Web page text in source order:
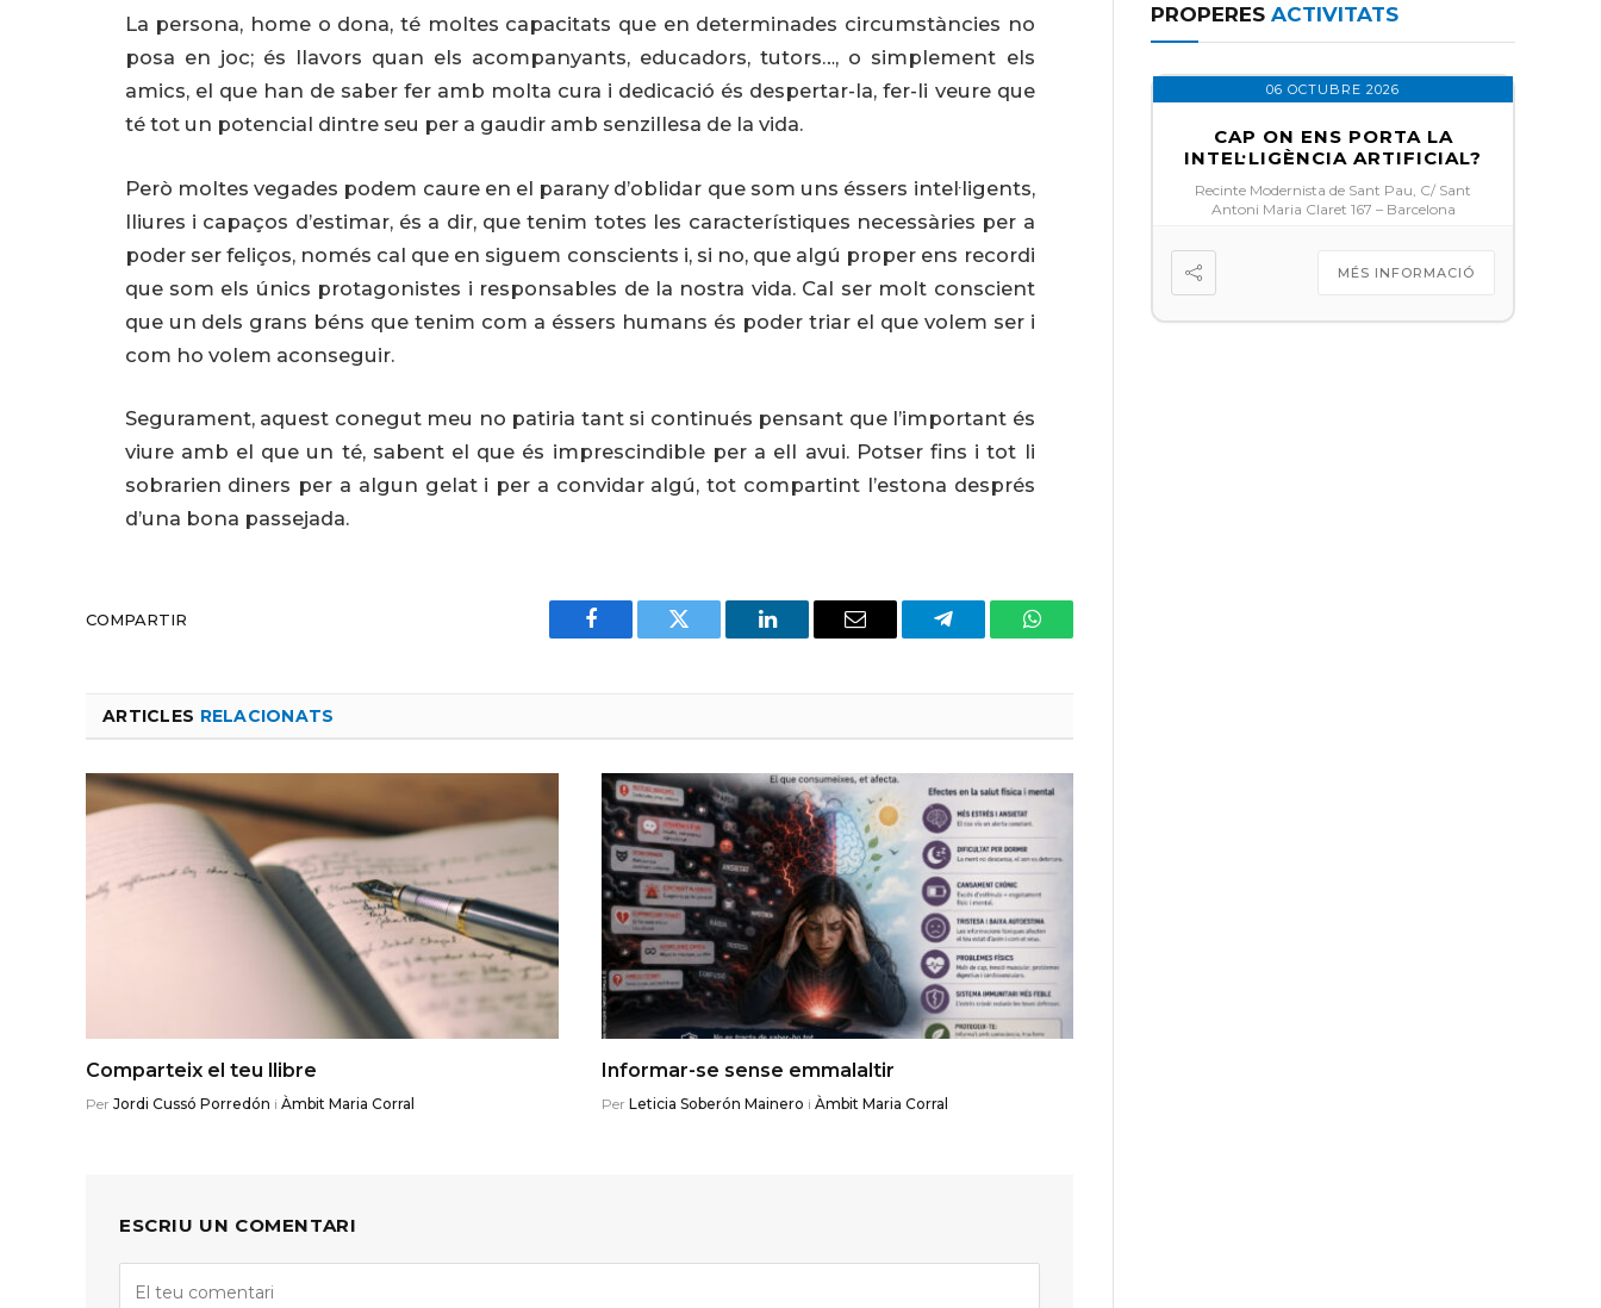
La persona, home o dona, té moltes capacitats que en determinades circumstàncies no
posa en joc; és llavors quan els acompanyants, educadors, tutors…, o simplement els
amics, el que han de saber fer amb molta cura i dedicació és despertar-la, fer-li veure que
té tot un potencial dintre seu per a gaudir amb senzillesa de la vida.
Però moltes vegades podem caure en el parany d’oblidar que som uns éssers intel·ligents,
lliures i capaços d’estimar, és a dir, que tenim totes les característiques necessàries per a
poder ser feliços, només cal que en siguem conscients i, si no, que algú proper ens recordi
que som els únics protagonistes i responsables de la nostra vida. Cal ser molt conscient
que un dels grans béns que tenim com a éssers humans és poder triar el que volem ser i
com ho volem aconseguir.
Segurament, aquest conegut meu no patiria tant si continués pensant que l’important és
viure amb el que un té, sabent el que és imprescindible per a ell avui. Potser fins i tot li
sobrarien diners per a algun gelat i per a convidar algú, tot compartint l’estona després
d’una bona passejada.
COMPARTIR
Facebook Twitter LinkedIn Email Telegram WhatsApp
ARTICLES RELACIONATS
Comparteix el teu llibre
Per Jordi Cussó Porredón i Àmbit Maria Corral
Informar-se sense emmalaltir
Per Leticia Soberón Mainero i Àmbit Maria Corral
ESCRIU UN COMENTARI
PROPERESACTIVITATS
06 OCTUBRE 2026
CAP ON ENS PORTA LA
INTEL·LIGÈNCIA ARTIFICIAL?
Recinte Modernista de Sant Pau, C/ Sant
Antoni Maria Claret 167 – Barcelona
MÉS INFORMACIÓ